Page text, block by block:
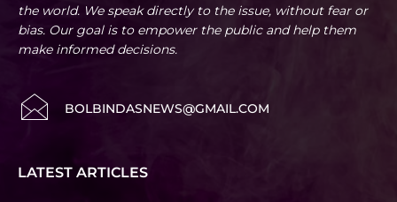
the world. We speak directly to the issue, without fear or
bias. Our goal is to empower the public and help them
make informed decisions.
BOLBINDASNEWS@GMAIL.COM
LATEST ARTICLES